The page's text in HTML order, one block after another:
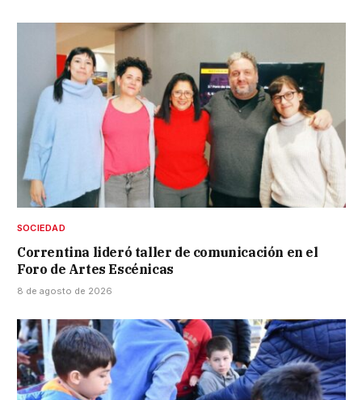
SOCIEDAD
Correntina lideró taller de comunicación en el
Foro de Artes Escénicas
8 de agosto de 2026